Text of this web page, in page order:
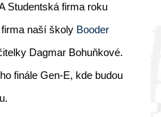
Studentská firma roku
naší školy Booder
Dagmar Bohuňkové.
finále Gen-E, kde budou